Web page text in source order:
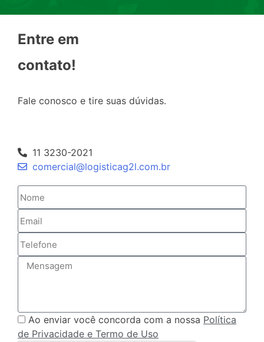
Entre em
contato!
Fale conosco e tire suas dúvidas.
11 3230-2021
comercial@logisticag2l.com.br
Ao enviar você concorda com a nossa Política
de Privacidade e Termo de Uso